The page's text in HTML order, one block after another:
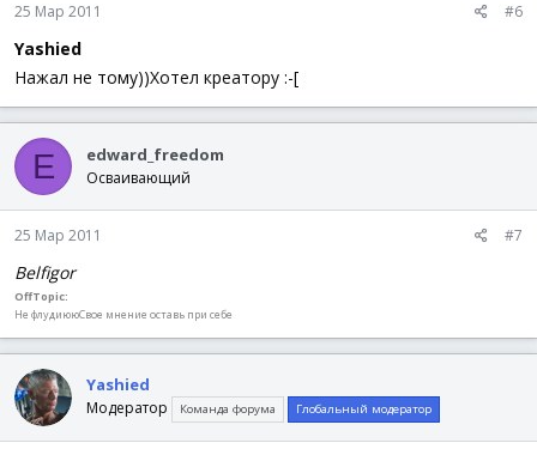
25 Мар 2011 #6
Yashied
Нажал не тому))Хотел креатору :-[
E edward_freedom
Осваивающий
25 Мар 2011 #7
Belfigor
OffTopic:
Не флудиююСвое мнение оставь при себе
Yashied
Модератор Команда форума Глобальный модератор